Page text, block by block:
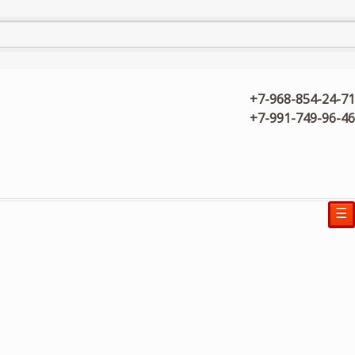
+7-968-854-24-71
+7-991-749-96-46
☰